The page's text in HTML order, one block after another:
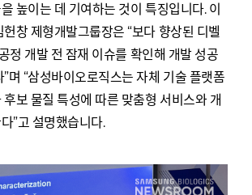
높이는 데 기여하는 것이 특징입니다. 이
창 제형개발그룹장은 “보다 향상된 디벨
정 개발 전 잠재 이슈를 확인해 개발 성공
며 “삼성바이오로직스는 자체 기술 플랫폼
보 물질 특성에 따른 맞춤형 서비스와 개
”고 설명했습니다.